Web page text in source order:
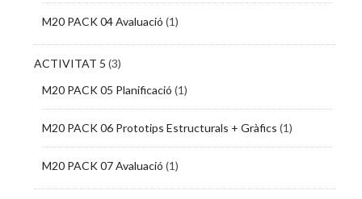
M20 PACK 04 Avaluació (1)
ACTIVITAT 5 (3)
M20 PACK 05 Planificació (1)
M20 PACK 06 Prototips Estructurals + Gràfics (1)
M20 PACK 07 Avaluació (1)